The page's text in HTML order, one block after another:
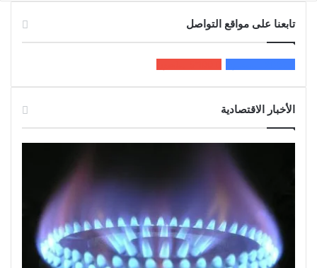
تابعنا على مواقع التواصل
الأخبار الاقتصادية